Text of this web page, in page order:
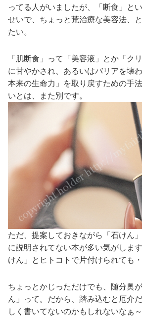
ってる人がいましたが、「断食」と
せいで、ちょっと荒治療な美容法、
たい。
「肌断食」って「美容液」とか「ク
に甘やかされ、あるいはバリアを壊
本来の生命力」を取り戻すための手
いとは、また別です。
ただ、提案しておきながら「石けん
に説明されてない本が多い気がしま
けん」とヒトコトで片付けられても・
ちょっとかじっただけでも、随分奥
ん」って。だから、踏み込むと厄介
しく書いてないのかもしれないなぁ～